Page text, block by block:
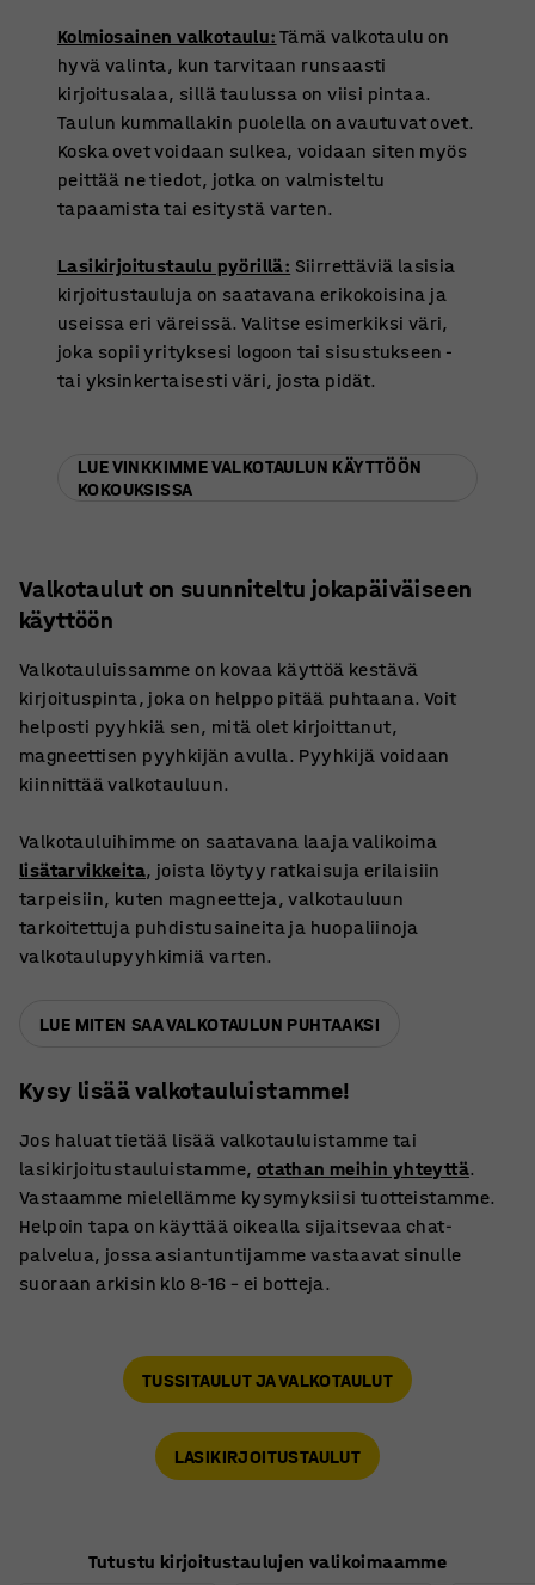
Kolmiosainen valkotaulu: Tämä valkotaulu on
hyvä valinta, kun tarvitaan runsaasti
kirjoitusalaa, sillä taulussa on viisi pintaa.
Taulun kummallakin puolella on avautuvat ovet.
Koska ovet voidaan sulkea, voidaan siten myös
peittää ne tiedot, jotka on valmisteltu
tapaamista tai esitystä varten.
Lasikirjoitustaulu pyörillä: Siirrettäviä lasisia
kirjoitustauluja on saatavana erikokoisina ja
useissa eri väreissä. Valitse esimerkiksi väri,
joka sopii yrityksesi logoon tai sisustukseen -
tai yksinkertaisesti väri, josta pidät.
LUE VINKKIMME VALKOTAULUN KÄYTTÖÖN
KOKOUKSISSA
Valkotaulut on suunniteltu jokapäiväiseen
käyttöön
Valkotauluissamme on kovaa käyttöä kestävä
kirjoituspinta, joka on helppo pitää puhtaana. Voit
helposti pyyhkiä sen, mitä olet kirjoittanut,
magneettisen pyyhkijän avulla. Pyyhkijä voidaan
kiinnittää valkotauluun.
Valkotauluihimme on saatavana laaja valikoima
lisätarvikkeita, joista löytyy ratkaisuja erilaisiin
tarpeisiin, kuten magneetteja, valkotauluun
tarkoitettuja puhdistusaineita ja huopaliinoja
valkotaulupyyhkimiä varten.
LUE MITEN SAA VALKOTAULUN PUHTAAKSI
Kysy lisää valkotauluistamme!
Jos haluat tietää lisää valkotauluistamme tai
lasikirjoitustauluistamme, otathan meihin yhteyttä.
Vastaamme mielellämme kysymyksiisi tuotteistamme.
Helpoin tapa on käyttää oikealla sijaitsevaa chat-
palvelua, jossa asiantuntijamme vastaavat sinulle
suoraan arkisin klo 8-16 – ei botteja.
TUSSITAULUT JA VALKOTAULUT
LASIKIRJOITUSTAULUT
Tutustu kirjoitustaulujen valikoimaamme